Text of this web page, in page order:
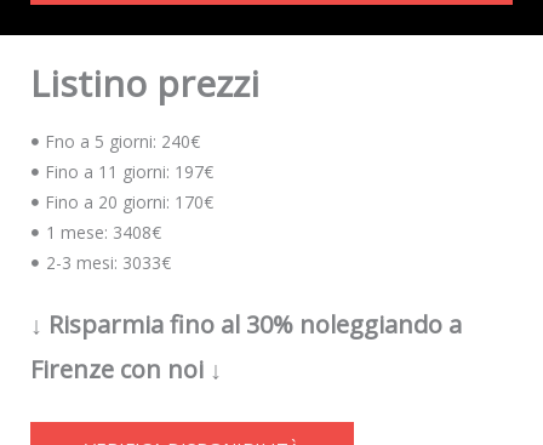
Listino prezzi
Fno a 5 giorni: 240€
Fino a 11 giorni: 197€
Fino a 20 giorni: 170€
1 mese: 3408€
2-3 mesi: 3033€
↓ Risparmia fino al 30% noleggiando a
Firenze con noi ↓